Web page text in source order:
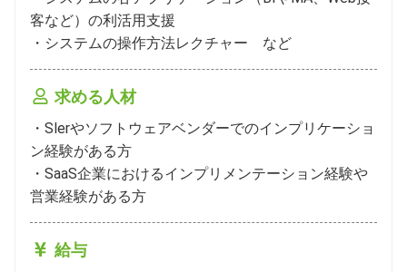
客など）の利活用支援
・システムの操作方法レクチャー　など
求める人材
・Slerやソフトウェアベンダーでのインプリケーショ
ン経験がある方
・SaaS企業におけるインプリメンテーション経験や
営業経験がある方
給与